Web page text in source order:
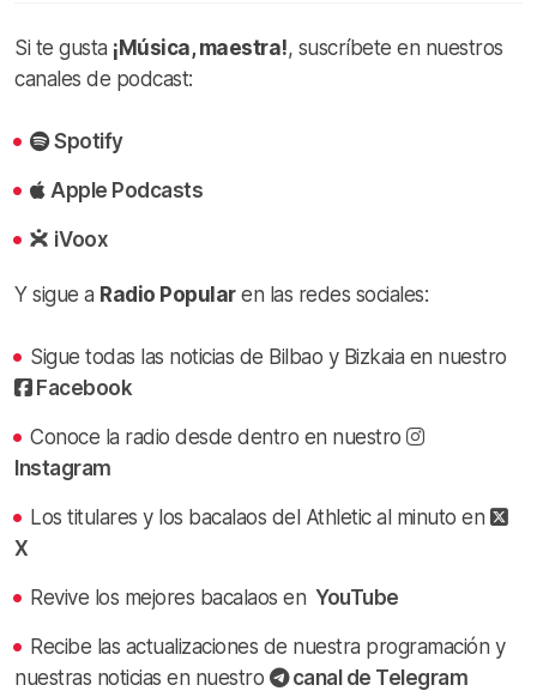
Si te gusta ¡Música, maestra!, suscríbete en nuestros
canales de podcast:
Spotify
Apple Podcasts
iVoox
Y sigue a Radio Popularen las redes sociales:
Sigue todas las noticias de Bilbao y Bizkaia en nuestro
Facebook
Conoce la radio desde dentro en nuestro
Instagram
Los titulares y los bacalaos del Athletic al minuto en
X
Revive los mejores bacalaos en YouTube
Recibe las actualizaciones de nuestra programación y
nuestras noticias en nuestro
canal de Telegram